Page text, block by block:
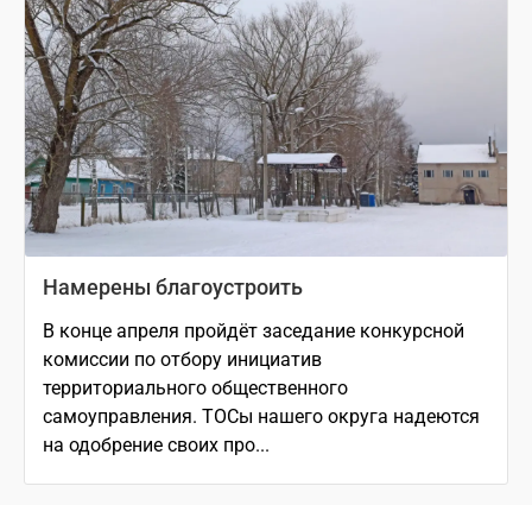
Намерены благоустроить
В конце апреля пройдёт заседание конкурсной
комиссии по отбору инициатив
территориального общественного
самоуправления. ТОСы нашего округа надеются
на одобрение своих про...